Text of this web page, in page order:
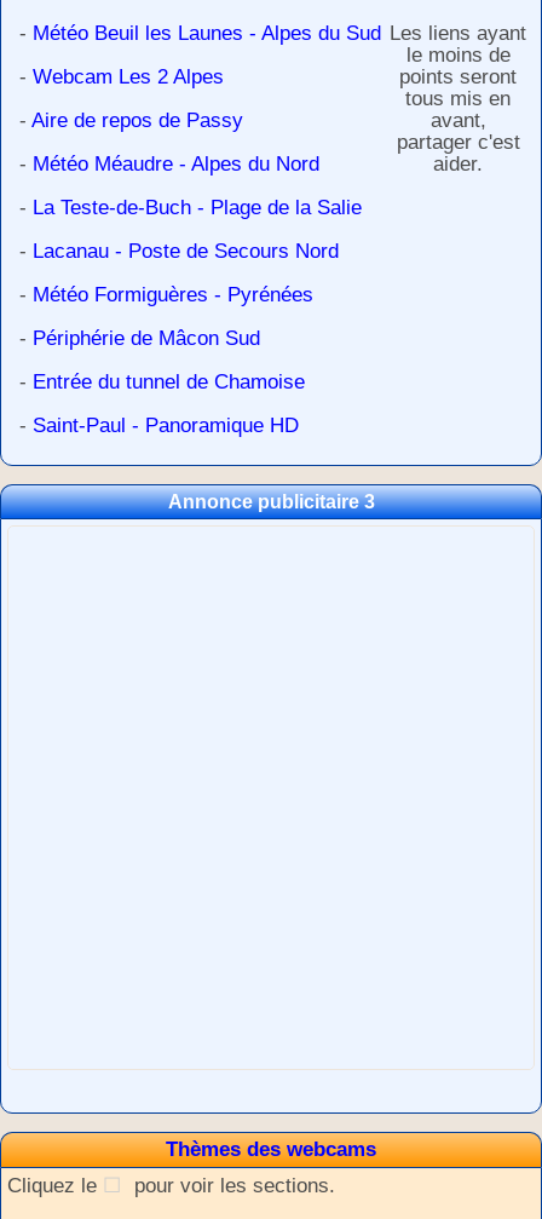
- Météo Beuil les Launes - Alpes du Sud
- Webcam Les 2 Alpes
- Aire de repos de Passy
- Météo Méaudre - Alpes du Nord
- La Teste-de-Buch - Plage de la Salie
- Lacanau - Poste de Secours Nord
- Météo Formiguères - Pyrénées
- Périphérie de Mâcon Sud
- Entrée du tunnel de Chamoise
- Saint-Paul - Panoramique HD
Les liens ayant
le moins de
points seront
tous mis en
avant,
partager c'est
aider.
Annonce publicitaire 3
Thèmes des webcams
Cliquez le
pour voir les sections.